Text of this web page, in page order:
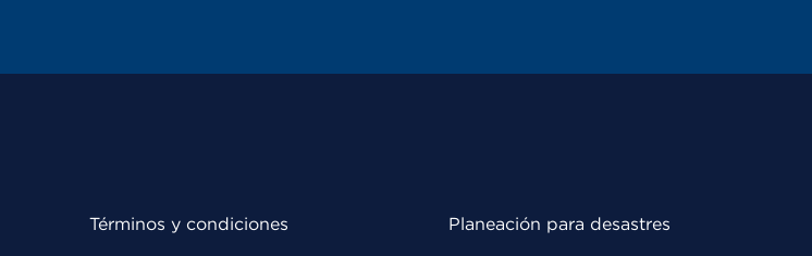
Términos y condiciones Planeación para desastres